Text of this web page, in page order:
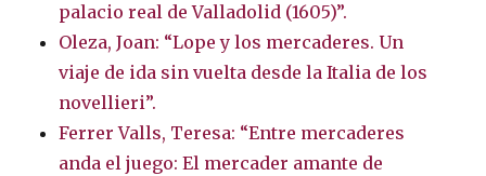
palacio real de Valladolid (1605)”.
Oleza, Joan: “Lope y los mercaderes. Un
viaje de ida sin vuelta desde la Italia de los
novellieri”.
Ferrer Valls, Teresa: “Entre mercaderes
anda el juego: El mercader amante de